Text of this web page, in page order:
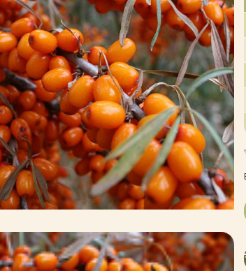
Растения вертикального
озеленения
Формованные растения
Экостория
Товары для сада
Грунты, удобрения, отсыпка
Зимние товары
Крупномеры
Консультации специалистов
Полезная литература
Прайс-листы
Системы скидок, программы
лояльности
Оплата
Полезные советы
Возврат и замена
Прайс-листы
Правила оказания услуг
Доставка
Оплата
Гарантии
Автополив